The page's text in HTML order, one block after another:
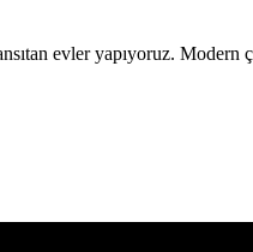
evler yapıyoruz. Modern